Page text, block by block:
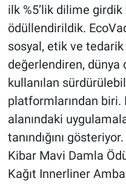
ilk %5’lik dilime
ödüllendirildik.
sosyal, etik ve tedarik
değerlendiren, dünya
kullanılan
platformlarından biri.
alanındaki
tanındığını
Kibar Mavi Damla
Kağıt Innerliner